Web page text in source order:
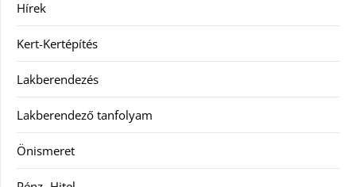
Hírek
Kert-Kertépítés
Lakberendezés
Lakberendező tanfolyam
Önismeret